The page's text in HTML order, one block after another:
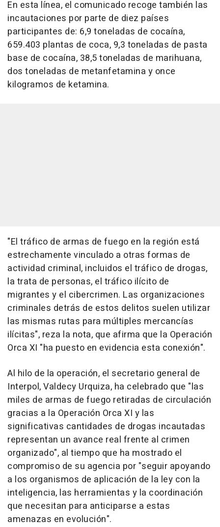
En esta línea, el comunicado recoge también las
incautaciones por parte de diez países
participantes de: 6,9 toneladas de cocaína,
659.403 plantas de coca, 9,3 toneladas de pasta
base de cocaína, 38,5 toneladas de marihuana,
dos toneladas de metanfetamina y once
kilogramos de ketamina.
"El tráfico de armas de fuego en la región está
estrechamente vinculado a otras formas de
actividad criminal, incluidos el tráfico de drogas,
la trata de personas, el tráfico ilícito de
migrantes y el cibercrimen. Las organizaciones
criminales detrás de estos delitos suelen utilizar
las mismas rutas para múltiples mercancías
ilícitas", reza la nota, que afirma que la Operación
Orca XI "ha puesto en evidencia esta conexión".
Al hilo de la operación, el secretario general de
Interpol, Valdecy Urquiza, ha celebrado que "las
miles de armas de fuego retiradas de circulación
gracias a la Operación Orca XI y las
significativas cantidades de drogas incautadas
representan un avance real frente al crimen
organizado", al tiempo que ha mostrado el
compromiso de su agencia por "seguir apoyando
a los organismos de aplicación de la ley con la
inteligencia, las herramientas y la coordinación
que necesitan para anticiparse a estas
amenazas en evolución".